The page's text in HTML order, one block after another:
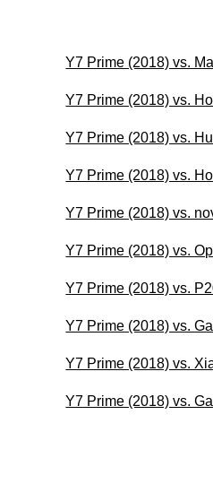
Y7 Prime (2018) vs.
Y7 Prime (2018) vs.
Y7 Prime (2018) vs.
Y7 Prime (2018) vs.
Y7 Prime (2018) vs.
Y7 Prime (2018) vs.
Y7 Prime (2018) vs.
Y7 Prime (2018) vs.
Y7 Prime (2018) vs.
Y7 Prime (2018) vs.